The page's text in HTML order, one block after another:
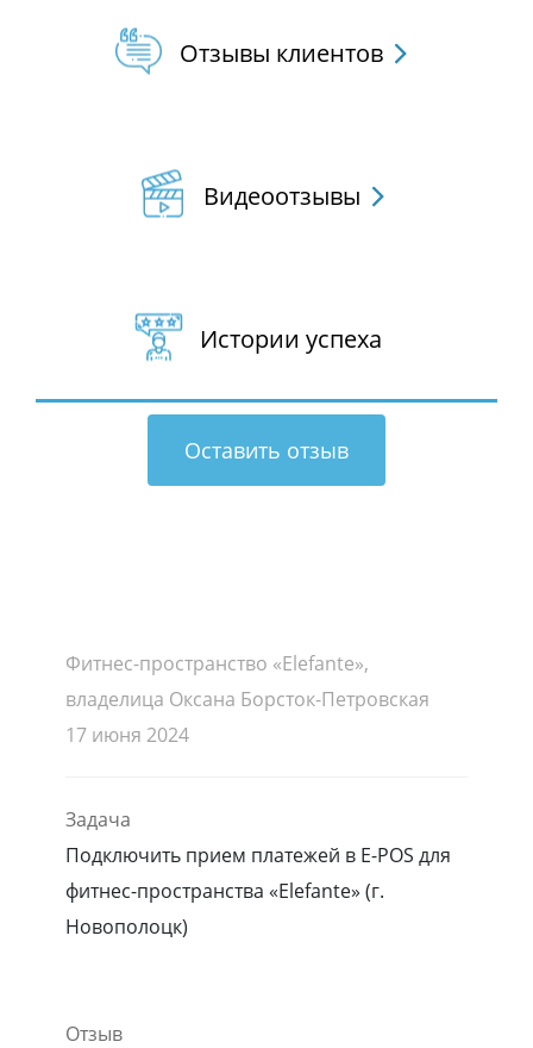
Отзывы клиентов
Видеоотзывы
Истории успеха
Оставить отзыв
Фитнес-пространство «Elefante»,
владелица Оксана Борсток-Петровская
17 июня 2024
Задача
Подключить прием платежей в E-POS для
фитнес-пространства «Elefante» (г.
Новополоцк)
Отзыв